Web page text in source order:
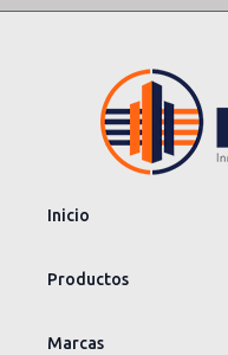
Inicio
Productos
Marcas